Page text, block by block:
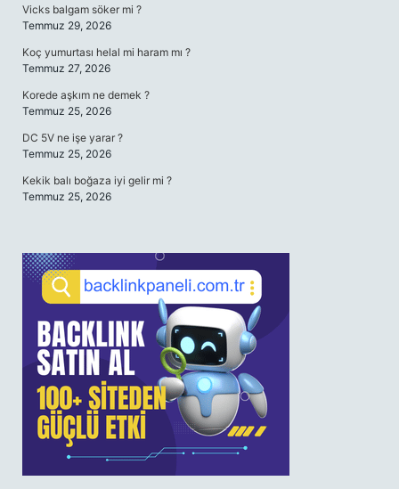
Vicks balgam söker mi ?
Temmuz 29, 2026
Koç yumurtası helal mi haram mı ?
Temmuz 27, 2026
Korede aşkım ne demek ?
Temmuz 25, 2026
DC 5V ne işe yarar ?
Temmuz 25, 2026
Kekik balı boğaza iyi gelir mi ?
Temmuz 25, 2026